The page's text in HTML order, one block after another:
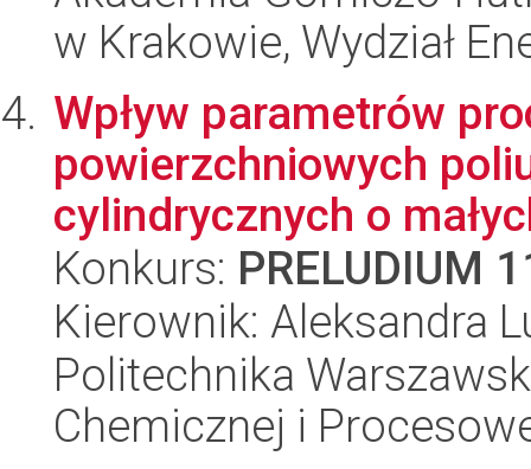
w Krakowie, Wydział
Wpływ parametrów
powierzchniowych
cylindrycznych o
Konkurs: PRELUDIUM
Kierownik: Aleksandra
Politechnika
Chemicznej i